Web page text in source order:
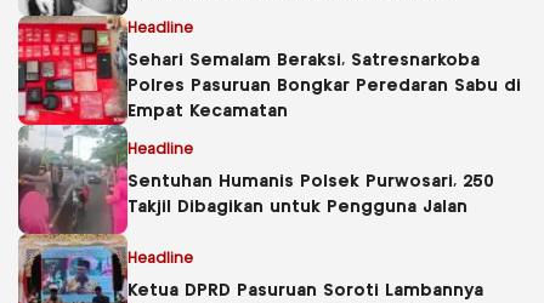
Headline
Sehari Semalam Beraksi, Satresnarkoba
Polres Pasuruan Bongkar Peredaran Sabu di
Empat Kecamatan
Headline
Sentuhan Humanis Polsek Purwosari, 250
Takjil Dibagikan untuk Pengguna Jalan
Headline
Ketua DPRD Pasuruan Soroti Lambannya